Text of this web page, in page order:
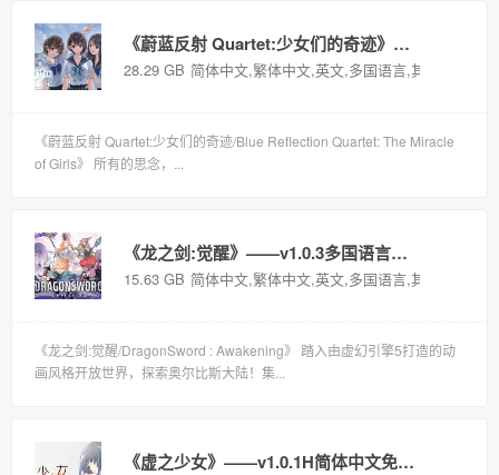
《蔚蓝反射 Quartet:少女们的奇迹》——多国语言（含简体中文）免安装解压即玩版
28.29 GB 简体中文,繁体中文,英文,多国语言,其他语言
《蔚蓝反射 Quartet:少女们的奇迹/Blue Reflection Quartet: The Miracle
of Girls》 所有的思念，...
《龙之剑:觉醒》——v1.0.3多国语言（含简体中文）免安装解压即玩版
15.63 GB 简体中文,繁体中文,英文,多国语言,其他语言
《龙之剑:觉醒/DragonSword : Awakening》 踏入由虚幻引擎5打造的动
画风格开放世界，探索奥尔比斯大陆！集...
《虚之少女》——v1.0.1H简体中文免安装解压即玩版